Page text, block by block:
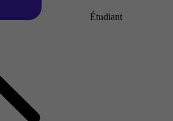
Étudiant